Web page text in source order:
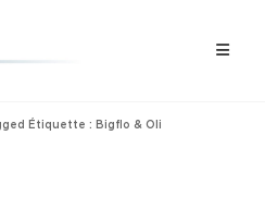
Étiquette : Bigflo & Oli